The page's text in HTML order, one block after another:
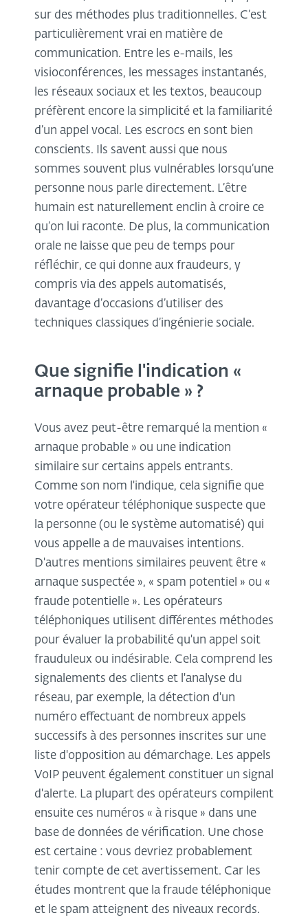
sur des méthodes plus traditionnelles. C’est
particulièrement vrai en matière de
communication. Entre les e-mails, les
visioconférences, les messages instantanés,
les réseaux sociaux et les textos, beaucoup
préfèrent encore la simplicité et la familiarité
d’un appel vocal. Les escrocs en sont bien
conscients. Ils savent aussi que nous
sommes souvent plus vulnérables lorsqu’une
personne nous parle directement. L’être
humain est naturellement enclin à croire ce
qu’on lui raconte. De plus, la communication
orale ne laisse que peu de temps pour
réfléchir, ce qui donne aux fraudeurs, y
compris via des appels automatisés,
davantage d’occasions d’utiliser des
techniques classiques d’ingénierie sociale.
Que signifie l'indication «
arnaque probable » ?
Vous avez peut-être remarqué la mention «
arnaque probable » ou une indication
similaire sur certains appels entrants.
Comme son nom l'indique, cela signifie que
votre opérateur téléphonique suspecte que
la personne (ou le système automatisé) qui
vous appelle a de mauvaises intentions.
D'autres mentions similaires peuvent être «
arnaque suspectée », « spam potentiel » ou «
fraude potentielle ». Les opérateurs
téléphoniques utilisent différentes méthodes
pour évaluer la probabilité qu'un appel soit
frauduleux ou indésirable. Cela comprend les
signalements des clients et l'analyse du
réseau, par exemple, la détection d'un
numéro effectuant de nombreux appels
successifs à des personnes inscrites sur une
liste d'opposition au démarchage. Les appels
VoIP peuvent également constituer un signal
d'alerte. La plupart des opérateurs compilent
ensuite ces numéros « à risque » dans une
base de données de vérification. Une chose
est certaine : vous devriez probablement
tenir compte de cet avertissement. Car les
études montrent que la fraude téléphonique
et le spam atteignent des niveaux records.